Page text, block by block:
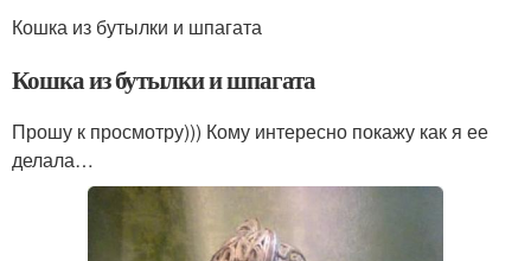
Кошка из бутылки и шпагата
Кошка из бутылки и шпагата
Прошу к просмотру))) Кому интересно покажу как я ее
делала…